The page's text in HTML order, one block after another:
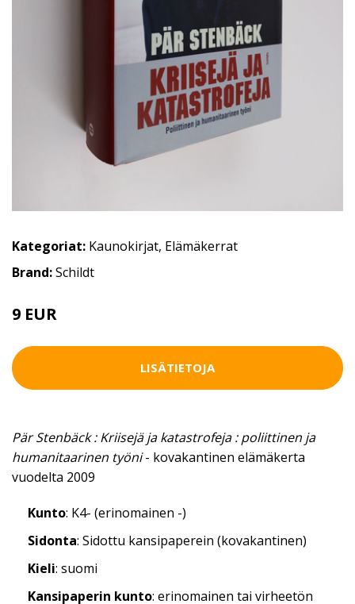
Kategoriat: Kaunokirjat, Elämäkerrat
Brand:Schildt
9 EUR
LISÄTIETOJA
Pär Stenbäck : Kriisejä ja katastrofeja : poliittinen ja
humanitaarinen työni- kovakantinen elämäkerta
vuodelta 2009
Kunto: K4- (erinomainen -)
Sidonta: Sidottu kansipaperein (kovakantinen)
Kieli: suomi
Kansipaperin kunto: erinomainen tai virheetön